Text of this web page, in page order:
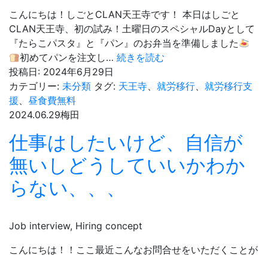
こんにちは！しごとCLAN天王寺です！ 本日はしごと
CLAN天王寺、初の試み！土曜日のスペシャルDayとして
『たらこパスタ』と『パン』のお弁当を準備しました
初めてパンを注文し…続きを読む
限
ラ
ン
投稿日: 2024年6月29日
カテゴリー: 未分類 タグ: 天王寺、 就労移行、 就労移行支
援、 昼食費無料
2024.06.29梅田
仕事はしたいけど、自信が
無いしどうしていいかわか
らない、、、
Job interview, Hiring concept
こんにちは！！ここ最近こんなお問合せをいただくことが